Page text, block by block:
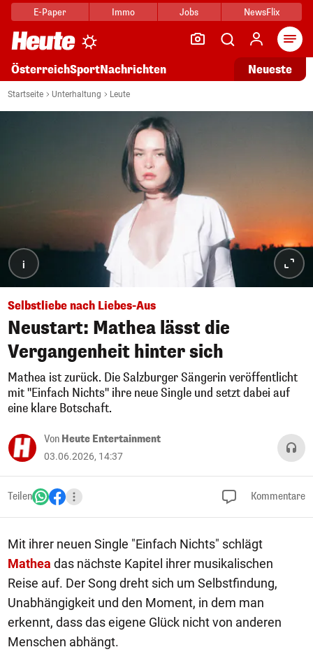
E-Paper Immo Jobs NewsFlix
ÖsterreichSportNachrichten Neueste
Startseite Unterhaltung Leute
i
Selbstliebe nach Liebes-Aus
Neustart: Mathea lässt die
Vergangenheit hinter sich
Mathea ist zurück. Die Salzburger Sängerin veröffentlicht
mit "Einfach Nichts" ihre neue Single und setzt dabei auf
eine klare Botschaft.
Von Heute Entertainment
03.06.2026, 14:37
Teilen Kommentare
Mit ihrer neuen Single "Einfach Nichts" schlägt
Mathea das nächste Kapitel ihrer musikalischen
Reise auf. Der Song dreht sich um Selbstfindung,
Unabhängigkeit und den Moment, in dem man
erkennt, dass das eigene Glück nicht von anderen
Menschen abhängt.